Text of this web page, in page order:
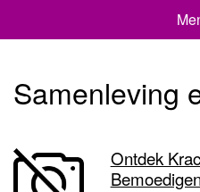
Samenleving
Ontdek